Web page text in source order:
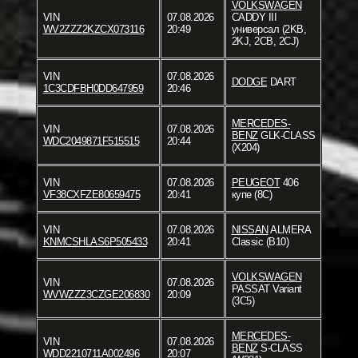
VIN
WV2ZZZ2KZCX073116
07.08.2026
20:49
VOLKSWAGEN
CADDY III
универсал (2KB,
2KJ, 2CB, 2CJ)
VIN
1C3CDFBH0DD647959
07.08.2026
20:46
DODGE DART
VIN
WDC2049871F515515
07.08.2026
20:44
MERCEDES-
BENZGLK-CLASS
(X204)
VIN
VF38CXFZE80659475
07.08.2026
20:41
PEUGEOT406
купе (8C)
VIN
KNMCSHLAS6P505433
07.08.2026
20:41
NISSANALMERA
Classic (B10)
VIN
WVWZZZ3CZGE206830
07.08.2026
20:09
VOLKSWAGEN
PASSAT Variant
(3C5)
VIN
WDD2210711A002496
07.08.2026
20:07
MERCEDES-
BENZS-CLASS